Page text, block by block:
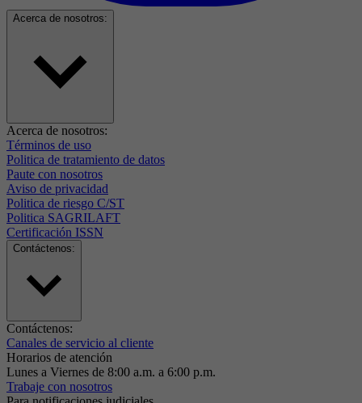
Acerca de nosotros:
Acerca de nosotros:
Términos de uso
Politica de tratamiento de datos
Paute con nosotros
Aviso de privacidad
Politica de riesgo C/ST
Politica SAGRILAFT
Certificación ISSN
Contáctenos:
Contáctenos:
Canales de servicio al cliente
Horarios de atención
Lunes a Viernes de 8:00 a.m. a 6:00 p.m.
Trabaje con nosotros